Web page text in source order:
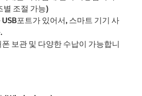
별 조절 가능)
포트가 있어서, 스마트 기기 사
보관 및 다양한 수납이 가능합니